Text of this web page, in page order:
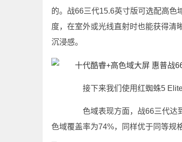
的。战66三代15.6英寸版可选配高色
度，在室外或光线直射时也能获得清
沉浸感。
接下来我们使用红蜘蛛5 Elite
色域表现方面，战66三代达到
色域覆盖率为74%，同样优于同等规